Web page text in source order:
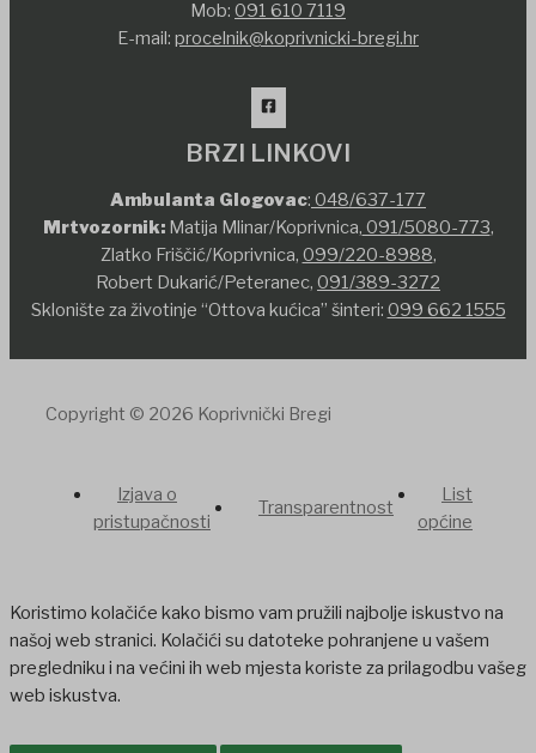
Mob: 091 610 7119
E-mail: procelnik@koprivnicki-bregi.hr
BRZI LINKOVI
Ambulanta Glogovac: 048/637-177
Mrtvozornik:Matija Mlinar/Koprivnica, 091/5080-773,
Zlatko Friščić/Koprivnica, 099/220-8988,
Robert Dukarić/Peteranec, 091/389-3272
Sklonište za životinje “Ottova kućica” šinteri: 099 662 1555
Copyright © 2026 Koprivnički Bregi
Izjava o
pristupačnosti
Transparentnost
List
općine
Koristimo kolačiće kako bismo vam pružili najbolje iskustvo na
našoj web stranici. Kolačići su datoteke pohranjene u vašem
pregledniku i na većini ih web mjesta koriste za prilagodbu vašeg
web iskustva.